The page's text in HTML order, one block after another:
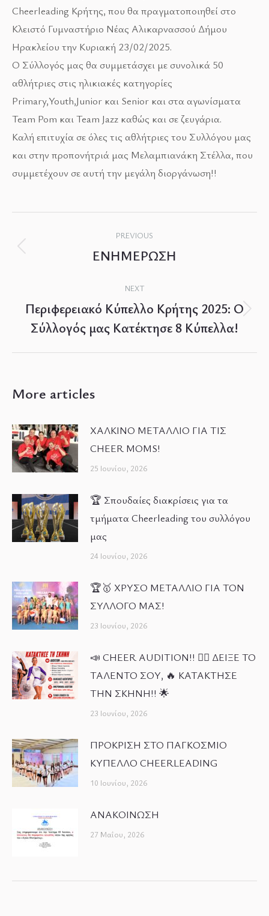
Cheerleading Κρήτης, που θα πραγματοποιηθεί στο
Κλειστό Γυμναστήριο Νέας Αλικαρνασσού Δήμου
Ηρακλείου την Κυριακή 23/02/2025.
Ο Σύλλογός μας θα συμμετάσχει με συνολικά 50
αθλήτριες στις ηλικιακές κατηγορίες
Primary,Youth,Junior και Senior και στα αγωνίσματα
Team Pom και Team Jazz καθώς και σε ζευγάρια.
Καλή επιτυχία σε όλες τις αθλήτριες του Συλλόγου μας
και στην προπονήτριά μας Μελαμπιανάκη Στέλλα, που
συμμετέχουν σε αυτή την μεγάλη διοργάνωση!!
navigation
PREVIOUS
Previous
ΕΝΗΜΕΡΩΣΗ
NEXT
Next
post:
Περιφερειακό Κύπελλο Κρήτης 2025: Ο
Σύλλογός μας Κατέκτησε 8 Κύπελλα!
More articles
ΧΑΛΚΙΝΟ ΜΕΤΑΛΛΙΟ ΓΙΑ ΤΙΣ
CHEER MOMS!
25 Ιουνίου, 2026
🏆 Σπουδαίες διακρίσεις για τα
τμήματα Cheerleading του συλλόγου
μας
24 Ιουνίου, 2026
🏆🥇 ΧΡΥΣΟ ΜΕΤΑΛΛΙΟ ΓΙΑ ΤΟΝ
ΣΥΛΛΟΓΟ ΜΑΣ!
23 Ιουνίου, 2026
📣 CHEER AUDITION!! 🤸‍♀️ ΔΕΙΞΕ ΤΟ
ΤΑΛΕΝΤΟ ΣΟΥ, 🔥 ΚΑΤΑΚΤΗΣΕ
ΤΗΝ ΣΚΗΝΗ!! 🌟
23 Ιουνίου, 2026
ΠΡΟΚΡΙΣΗ ΣΤΟ ΠΑΓΚΟΣΜΙΟ
ΚΥΠΕΛΛΟ CHEERLEADING
10 Ιουνίου, 2026
ΑΝΑΚΟΙΝΩΣΗ
27 Μαΐου, 2026